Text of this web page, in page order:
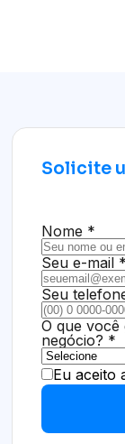
Solicite
Nome *
Seu e-mail *
Seu
O que
negócio? *
Eu aceito